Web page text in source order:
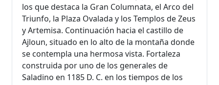
los que destaca la Gran Columnata, el Arco del
Triunfo, la Plaza Ovalada y los Templos de Zeus
y Artemisa. Continuación hacia el castillo de
Ajloun, situado en lo alto de la montaña donde
se contempla una hermosa vista. Fortaleza
construida por uno de los generales de
Saladino en 1185 D. C. en los tiempos de los